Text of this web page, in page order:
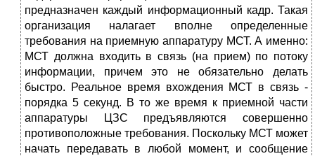
предназначен каждый информационный кадр. Такая
организация налагает вполне определенные
требования на приемную аппаратуру МСТ. А именно:
МСТ должна входить в связь (на прием) по потоку
информации, причем это не обязательно делать
быстро. Реальное время вхождения МСТ в связь -
порядка 5 секунд. В то же время к приемной части
аппаратуры ЦЗС предъявляются совершенно
противоположные требования. Поскольку МСТ может
начать передавать в любой момент, и сообщение